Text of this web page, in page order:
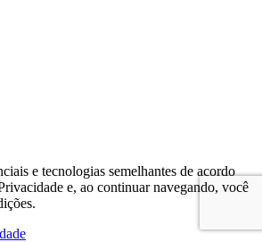
e tecnologias semelhantes de acordo
e, ao continuar navegando, você